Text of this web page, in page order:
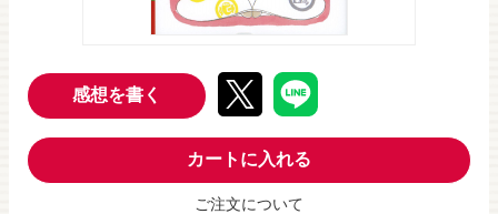
感想を書く
カートに入れる
ご注文について